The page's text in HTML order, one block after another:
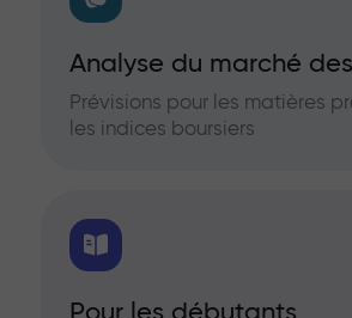
Analyse du marché
Prévisions pour les matières
les indices boursiers
Pour les débutants